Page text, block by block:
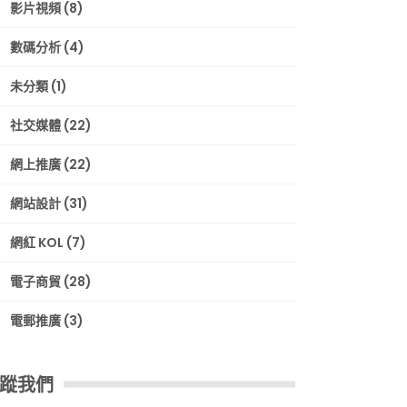
影片視頻 (8)
數碼分析 (4)
未分類 (1)
社交媒體 (22)
網上推廣 (22)
網站設計 (31)
網紅 KOL (7)
電子商貿 (28)
電郵推廣 (3)
我們